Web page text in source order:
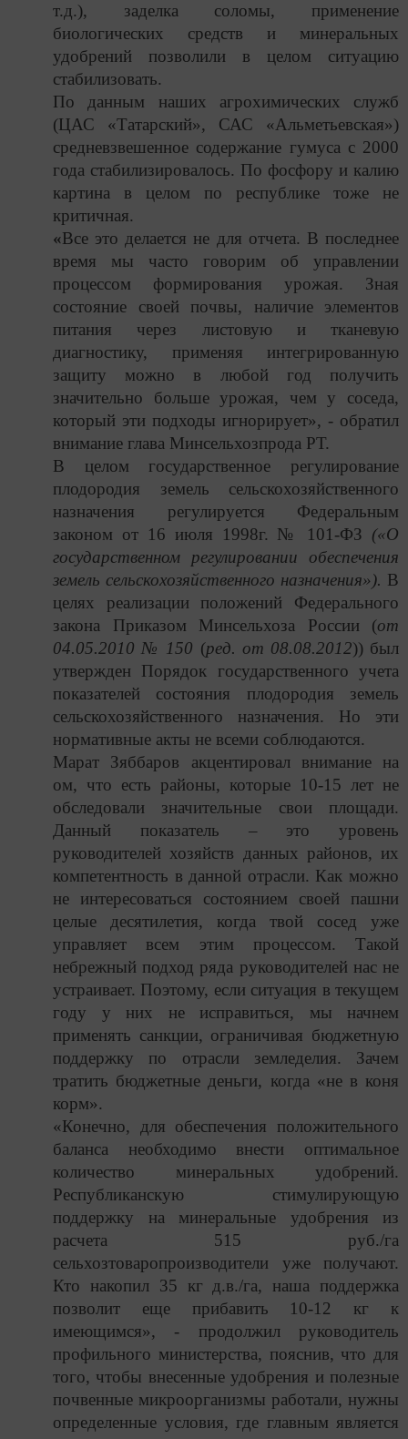
т.д.), заделка соломы, применение
биологических средств и минеральных
удобрений позволили в целом ситуацию
стабилизовать.
По данным наших агрохимических служб
(ЦАС «Татарский», САС «Альметьевская»)
средневзвешенное содержание гумуса с 2000
года стабилизировалось. По фосфору и калию
картина в целом по республике тоже не
критичная.
«Все это делается не для отчета. В последнее
время мы часто говорим об управлении
процессом формирования урожая. Зная
состояние своей почвы, наличие элементов
питания через листовую и тканевую
диагностику, применяя интегрированную
защиту можно в любой год получить
значительно больше урожая, чем у соседа,
который эти подходы игнорирует», - обратил
внимание глава Минсельхозпрода РТ.
В целом государственное регулирование
плодородия земель сельскохозяйственного
назначения регулируется Федеральным
законом от 16 июля 1998г. № 101-ФЗ («О
государственном регулировании обеспечения
земель сельскохозяйственного назначения»). В
целях реализации положений Федерального
закона Приказом Минсельхоза России (от
04.05.2010 № 150 (ред. от 08.08.2012)) был
утвержден Порядок государственного учета
показателей состояния плодородия земель
сельскохозяйственного назначения. Но эти
нормативные акты не всеми соблюдаются.
Марат Зяббаров акцентировал внимание на
ом, что есть районы, которые 10-15 лет не
обследовали значительные свои площади.
Данный показатель – это уровень
руководителей хозяйств данных районов, их
компетентность в данной отрасли. Как можно
не интересоваться состоянием своей пашни
целые десятилетия, когда твой сосед уже
управляет всем этим процессом. Такой
небрежный подход ряда руководителей нас не
устраивает. Поэтому, если ситуация в текущем
году у них не исправиться, мы начнем
применять санкции, ограничивая бюджетную
поддержку по отрасли земледелия. Зачем
тратить бюджетные деньги, когда «не в коня
корм».
«Конечно, для обеспечения положительного
баланса необходимо внести оптимальное
количество минеральных удобрений.
Республиканскую стимулирующую
поддержку на минеральные удобрения из
расчета 515 руб./га
сельхозтоваропроизводители уже получают.
Кто накопил 35 кг д.в./га, наша поддержка
позволит еще прибавить 10-12 кг к
имеющимся», - продолжил руководитель
профильного министерства, пояснив, что для
того, чтобы внесенные удобрения и полезные
почвенные микроорганизмы работали, нужны
определенные условия, где главным является